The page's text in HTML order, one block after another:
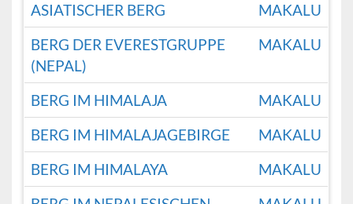
ASIATISCHER BERG
MAKALU
BERG DER EVERESTGRUPPE
(NEPAL)
MAKALU
BERG IM HIMALAJA
MAKALU
BERG IM HIMALAJAGEBIRGE
MAKALU
BERG IM HIMALAYA
MAKALU